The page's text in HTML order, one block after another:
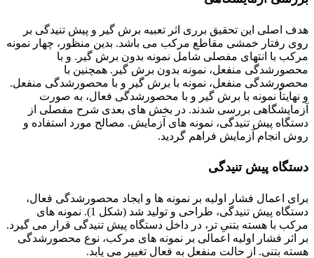
هدف اصلی این تحقیق برری اثر تعبیه برش گیر و پیش تنیدگی بر
روی رفتار خمشی مقاطع مرکب می باشد. بدین منظور، چهار نمونه
مرکب با انتهای مفصلی شامل نمونه بدون برش گیر. و با
محصورشدگی منفعل، نمونه بدون برش گیر. همچنین با
محصورشدگی منفعل، نمونه با برش گیر و با محصورشدگی منفعل.
و نهایتاً نمونه با برش گیر و با محصورشدگی فعال، به صورت
آزمایشگاهی بررسی شدند. در بخش های بعدی شرح مفصلی از
دستگاه پیش تنیدگی، نمونه های آزمایش. مصالح مورد استفاده و
روش انجام آزمایش فراهم گردید.
دستگاه پیش تنیدگی
برای اعمال فشار اولیه بر نمونه ها و ایجاد محصورشدگی فعال،
دستگاه پیش تنیدگی، طراحی و تولید شد (شکل 1). نمونه های
مرکب با هسته بتنیِ تر، در داخل دستگاه پیش تنیدگی قرار می گیرد.
بر اثر فشار اولیه اعمالی بر نمونه های مرکب، نوع محصورشدگی
هسته بتنی. از حالت منفعل به فعال تغییر می یابد.